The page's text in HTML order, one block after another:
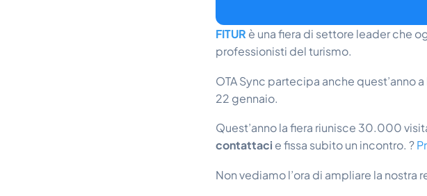
FITUR è una fiera di settore leader che
professionisti del turismo.
OTA Sync partecipa anche quest’anno a
22 gennaio.
Quest’anno la fiera riunisce 30.000
contattaci e fissa subito un incontro. ?
Non vediamo l’ora di ampliare la